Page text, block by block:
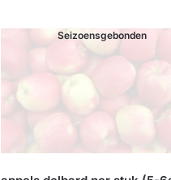
Seizoensgebonden